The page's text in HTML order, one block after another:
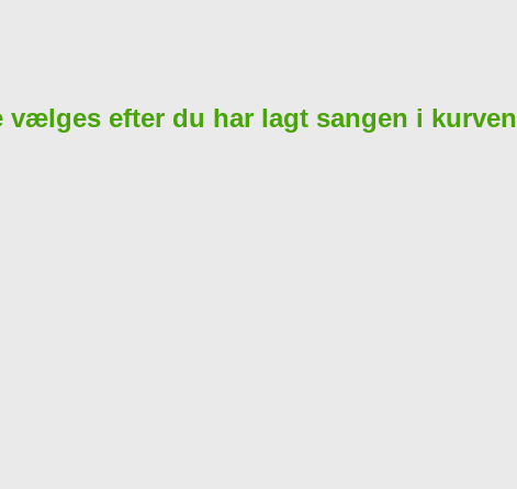
efter du har lagt sangen i kurven